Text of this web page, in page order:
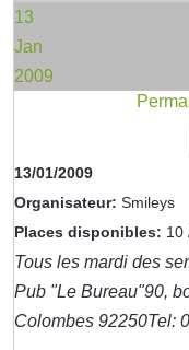
13
Jan
2009
13/01/2009
Organisateur: Smileys
Places disponibles: 10
Tous les mardi des
Pub "Le Bureau"90,
Colombes 92250Tel: